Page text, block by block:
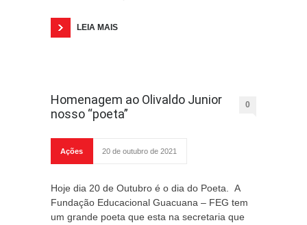
LEIA MAIS
Homenagem ao Olivaldo Junior
nosso “poeta”
0
Ações 20 de outubro de 2021
Hoje dia 20 de Outubro é o dia do Poeta. A
Fundação Educacional Guacuana – FEG tem
um grande poeta que esta na secretaria que